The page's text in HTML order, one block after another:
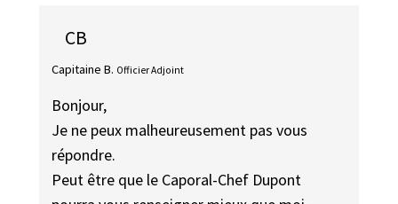
CB
Capitaine B. Officier Adjoint
Bonjour,
Je ne peux malheureusement pas vous
répondre.
Peut être que le Caporal-Chef Dupont